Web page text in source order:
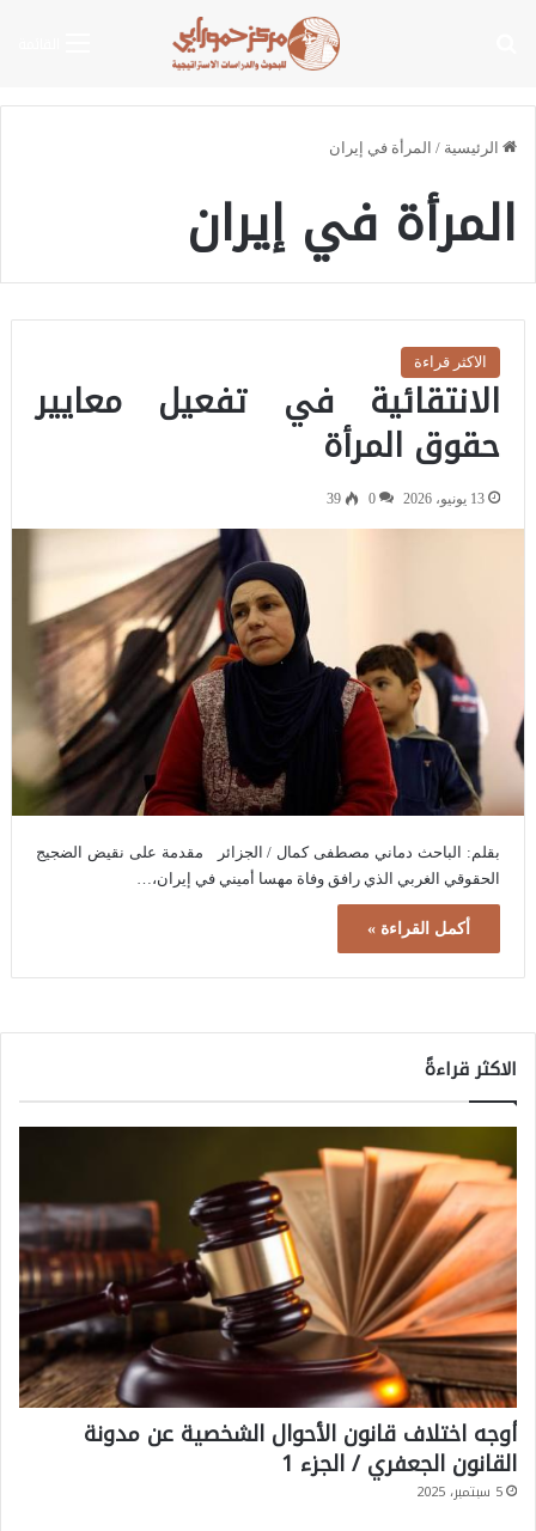
الرئيسية / المرأة في إيران
المرأة في إيران
الاكثر قراءة
الانتقائية في تفعيل معايير
حقوق المرأة
13 يونيو، 2026 0
39
بقلم: الباحث دماني مصطفى كمال / الجزائر مقدمة على نقيض الضجيج
الحقوقي الغربي الذي رافق وفاة مهسا أميني في إيران،…
أكمل القراءة »
الاكثر قراءةً
أوجه اختلاف قانون الأحوال الشخصية عن مدونة
القانون الجعفري / الجزء 1
5 سبتمبر، 2025